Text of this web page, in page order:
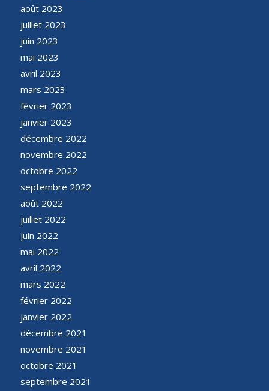
août 2023
juillet 2023
juin 2023
mai 2023
avril 2023
mars 2023
février 2023
janvier 2023
décembre 2022
novembre 2022
octobre 2022
septembre 2022
août 2022
juillet 2022
juin 2022
mai 2022
avril 2022
mars 2022
février 2022
janvier 2022
décembre 2021
novembre 2021
octobre 2021
septembre 2021